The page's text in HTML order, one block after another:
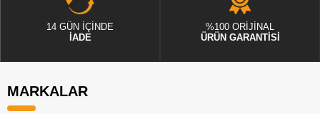
14 GÜN İÇİNDE
İADE
%100 ORİJİNAL
ÜRÜN GARANTİSİ
MARKALAR